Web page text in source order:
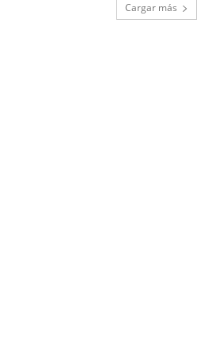
Cargar más